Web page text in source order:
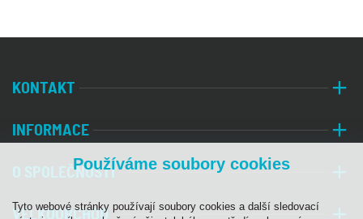
KONTAKT
INFORMACE
O SPOLEČNOSTI
VELKOOBCHOD
Používáme soubory cookies
Tyto webové stránky používají soubory cookies a další sledovací